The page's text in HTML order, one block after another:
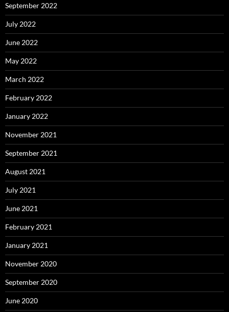
September 2022
July 2022
June 2022
May 2022
March 2022
February 2022
January 2022
November 2021
September 2021
August 2021
July 2021
June 2021
February 2021
January 2021
November 2020
September 2020
June 2020